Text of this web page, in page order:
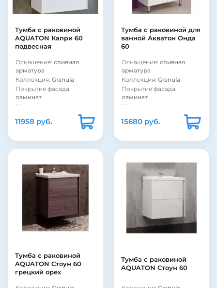
Тумба с раковиной
AQUATON Капри 60
подвесная
Оснащение: сливная
арматура
Коллекция: Granula
Покрытие фасада:
ламинат
Материал корпуса:
11958 руб.
Тумба с раковиной для
ванной Акватон Онда
60
Оснащение: сливная
арматура
Коллекция: Granula
Покрытие фасада:
ламинат
Материал корпуса:
15680 руб.
Тумба с раковиной
AQUATON Стоун 60
грецкий орех
Тумба с раковиной
AQUATON Стоун 60